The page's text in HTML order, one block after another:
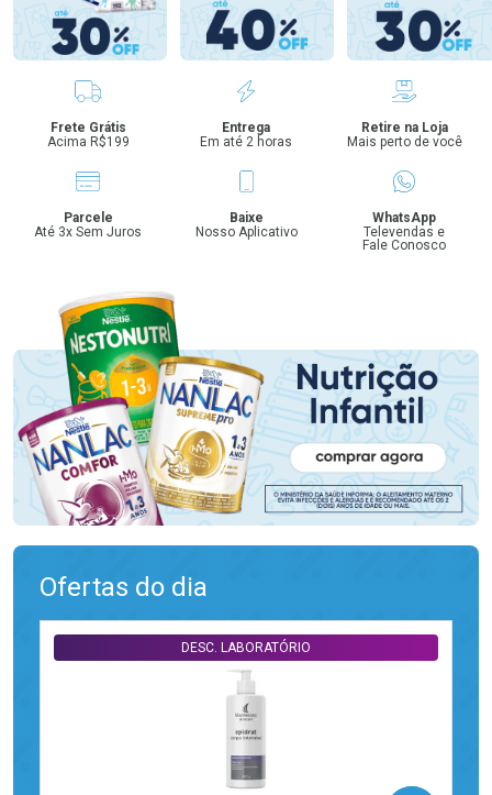
Benefícios
Frete Grátis
Acima R$199
Entrega
Em até 2 horas
Retire na Loja
Mais perto de você
Parcele
Até 3x Sem Juros
Baixe
Nosso Aplicativo
WhatsApp
Televendas e
Fale Conosco
Ofertas do dia
DESC. LABORATÓRIO